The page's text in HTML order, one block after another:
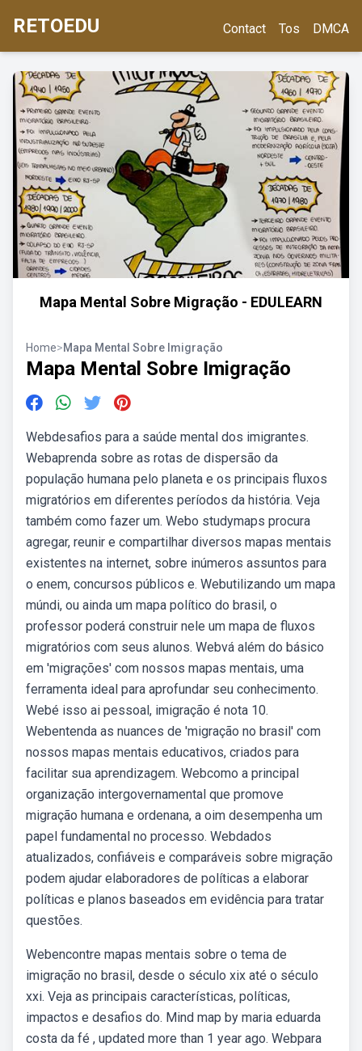
RETOEDU Contact Tos DMCA
Mapa Mental Sobre Migração - EDULEARN
Home>Mapa Mental Sobre Imigração
Mapa Mental Sobre Imigração
Webdesafios para a saúde mental dos imigrantes.
Webaprenda sobre as rotas de dispersão da
população humana pelo planeta e os principais fluxos
migratórios em diferentes períodos da história. Veja
também como fazer um. Webo studymaps procura
agregar, reunir e compartilhar diversos mapas mentais
existentes na internet, sobre inúmeros assuntos para
o enem, concursos públicos e. Webutilizando um mapa
múndi, ou ainda um mapa político do brasil, o
professor poderá construir nele um mapa de fluxos
migratórios com seus alunos. Webvá além do básico
em 'migrações' com nossos mapas mentais, uma
ferramenta ideal para aprofundar seu conhecimento.
Webé isso ai pessoal, imigração é nota 10.
Webentenda as nuances de 'migração no brasil' com
nossos mapas mentais educativos, criados para
facilitar sua aprendizagem. Webcomo a principal
organização intergovernamental que promove
migração humana e ordenana, a oim desempenha um
papel fundamental no processo. Webdados
atualizados, confiáveis e comparáveis sobre migração
podem ajudar elaboradores de políticas a elaborar
políticas e planos baseados em evidência para tratar
questões.
Webencontre mapas mentais sobre o tema de
imigração no brasil, desde o século xix até o século
xxi. Veja as principais características, políticas,
impactos e desafios do. Mind map by maria eduarda
costa da fé , updated more than 1 year ago. Webpara